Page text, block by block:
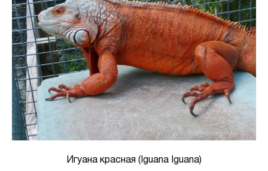
Игуана красная (Iguana Iguana)